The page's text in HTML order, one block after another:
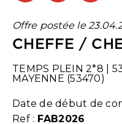
Offre postée le
CHEFFE /
TEMPS PLEIN 2*8
MAYENNE (53470)
Date de début de
Ref : FAB2026